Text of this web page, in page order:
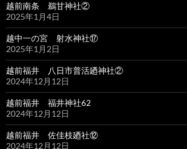
越前南条 鵜甘神社②
2025年1月4日
越中一の宮 射水神社⑰
2025年1月2日
越前福井 八日市普活廼神社②
2024年12月12日
越前福井 福井神社62
2024年12月12日
越前福井 佐佳枝廼社⑫
2024年12月12日